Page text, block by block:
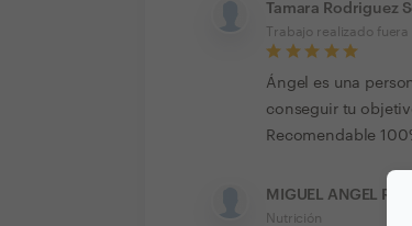
Tamara Rodriguez
Trabajo realizado
Ángel es una
conseguir tu
Recomendable
MIGUEL ANGEL
Nutrición